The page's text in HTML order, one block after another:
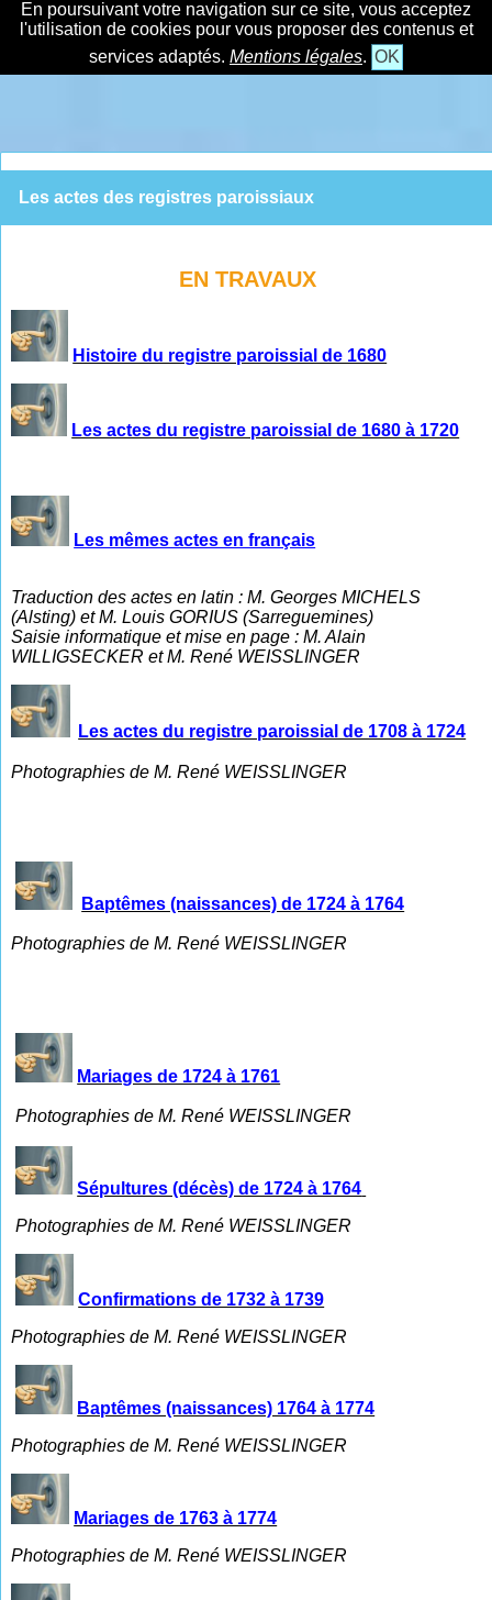
En poursuivant votre navigation sur ce site, vous acceptez
l'utilisation de cookies pour vous proposer des contenus et
services adaptés. Mentions légales. OK
Les actes des registres paroissiaux
EN TRAVAUX
Histoire du registre paroissial de 1680
Les actes du registre paroissial de 1680 à 1720
Les mêmes actes en français
Traduction des actes en latin : M. Georges MICHELS
(Alsting) et M. Louis GORIUS (Sarreguemines)
Saisie informatique et mise en page : M. Alain
WILLIGSECKER et M. René WEISSLINGER
Les actes du registre paroissial de 1708 à 1724
Photographies de M. René WEISSLINGER
Baptêmes (naissances) de 1724 à 1764
Photographies de M. René WEISSLINGER
Mariages de 1724 à 1761
Photographies de M. René WEISSLINGER
Sépultures (décès) de 1724 à 1764
Photographies de M. René WEISSLINGER
Confirmations de 1732 à 1739
Photographies de M. René WEISSLINGER
Baptêmes (naissances) 1764 à 1774
Photographies de M. René WEISSLINGER
Mariages de 1763 à 1774
Photographies de M. René WEISSLINGER